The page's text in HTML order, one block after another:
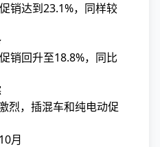
销达到23.1%，同样较
销回升至18.8%，同比
烈，插混车和纯电动促
月